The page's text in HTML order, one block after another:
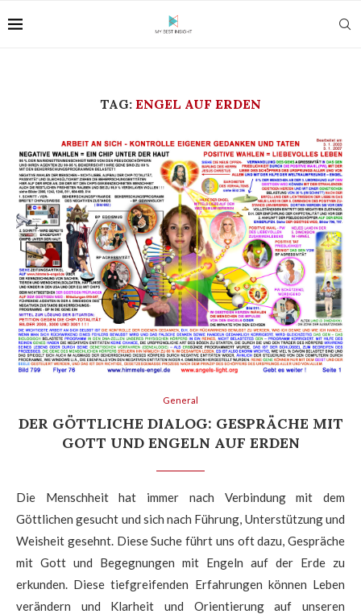
TAG: ENGEL AUF ERDEN
General
DER GÖTTLICHE DIALOG: GESPRÄCHE MIT
GOTT UND ENGELN AUF ERDEN
Die Menschheit hat immer nach Verbindung mit dem
Göttlichen gesucht und sich nach Führung, Unterstützung und
Weisheit gesehnt. Diese Suche führt uns oft dazu, Gespräche
mit Gott und Begegnungen mit Engeln auf der Erde zu
erkunden. Diese tiefgreifenden Erfahrungen können Leben
verändern und Klarheit und Orientierung auf unseren